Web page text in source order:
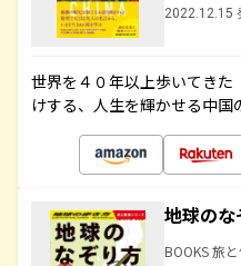
2022.12.15
世界を４０年以上歩いてき
けする、人生を輝かせる中
地球の
BOOKS 旅